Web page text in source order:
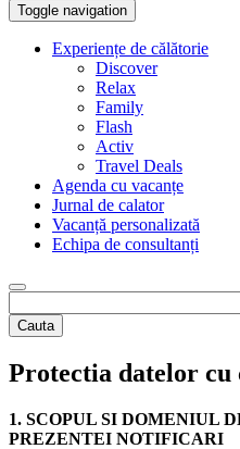
Toggle navigation
Experiențe de călătorie
Discover
Relax
Family
Flash
Activ
Travel Deals
Agenda cu vacanțe
Jurnal de calator
Vacanță personalizată
Echipa de consultanți
Cauta
Protectia datelor cu
1. SCOPUL SI DOMENIUL
PREZENTEI NOTIFICARI